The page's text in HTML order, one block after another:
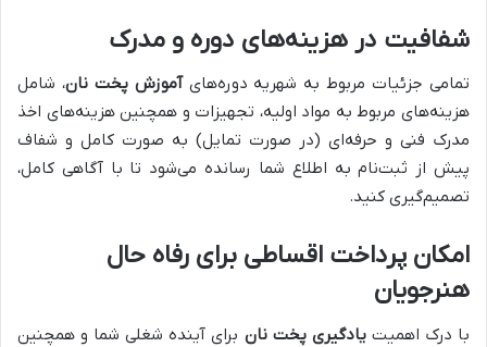
شفافیت در هزینه‌های دوره و مدرک
تمامی جزئیات مربوط به شهریه دوره‌هایآموزش پخت نان، شامل
هزینه‌های مربوط به مواد اولیه، تجهیزات و همچنین هزینه‌های اخذ
مدرک فنی و حرفه‌ای (در صورت تمایل) به صورت کامل و شفاف
پیش از ثبت‌نام به اطلاع شما رسانده می‌شود تا با آگاهی کامل،
تصمیم‌گیری کنید.
امکان پرداخت اقساطی برای رفاه حال
هنرجویان
با درک اهمیتیادگیری پخت نان برای آینده شغلی شما و همچنین